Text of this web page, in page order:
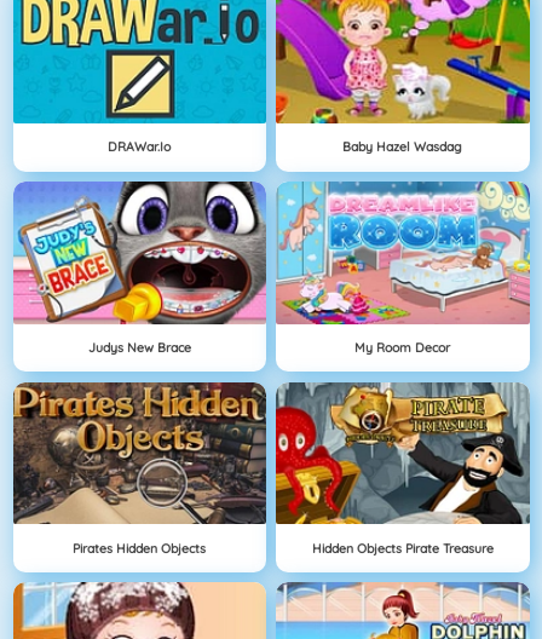
DRAWar.io Baby Hazel Wasdag
Judys New Brace My Room Decor
Pirates Hidden Objects Hidden Objects Pirate Treasure